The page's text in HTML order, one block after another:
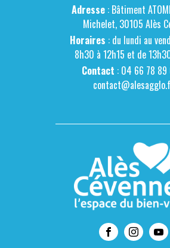
Adresse : Bâtiment
Michelet, 30105 Alès
Horaires : du lundi au
8h30 à 12h15 et de
Contact : 04 66 78